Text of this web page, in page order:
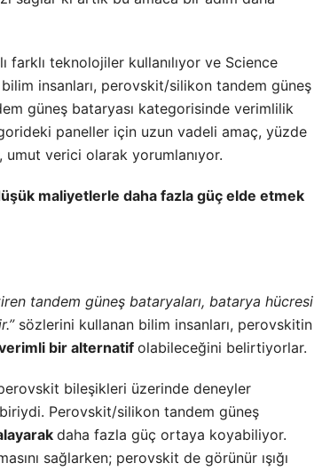
farklı teknolojiler kullanılıyor ve Science
insanları, perovskit/silikon tandem güneş
güneş bataryası kategorisinde verimlilik
paneller için uzun vadeli amaç, yüzde
verici olarak yorumlanıyor.
maliyetlerle daha fazla güç elde etmek
tandem güneş bataryaları, batarya hücresi
sözlerini kullanan bilim insanları, perovskitin
bir alternatifolabileceğini belirtiyorlar.
bileşikleri üzerinde deneyler
Perovskit/silikon tandem güneş
daha fazla güç ortaya koyabiliyor.
sağlarken; perovskit de görünür ışığı